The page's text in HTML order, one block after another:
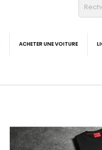
ACHETER UNE VOITURE